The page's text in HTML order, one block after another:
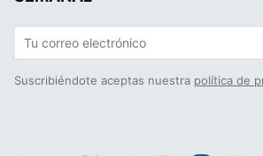
Suscribiéndote aceptas nuestra política de